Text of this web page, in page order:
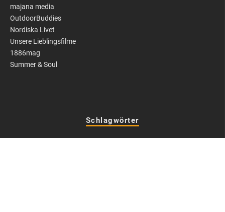
majana media
OutdoorBuddies
Nordiska Livet
Unsere Lieblingsfilme
1886mag
Summer & Soul
Schlagwörter